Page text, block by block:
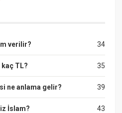
34
verilir?
35
TL?
39
ne anlama gelir?
43
İslam?